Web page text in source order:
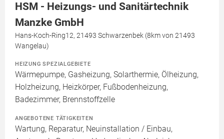
HSM - Heizungs- und Sanitärtechnik
Manzke GmbH
Hans-Koch-Ring12, 21493 Schwarzenbek (8km von 21493
Wangelau)
HEIZUNG SPEZIALGEBIETE
Wärmepumpe, Gasheizung, Solarthermie, Ölheizung,
Holzheizung, Heizkörper, Fußbodenheizung,
Badezimmer, Brennstoffzelle
ANGEBOTENE TÄTIGKEITEN
Wartung, Reparatur, Neuinstallation / Einbau,